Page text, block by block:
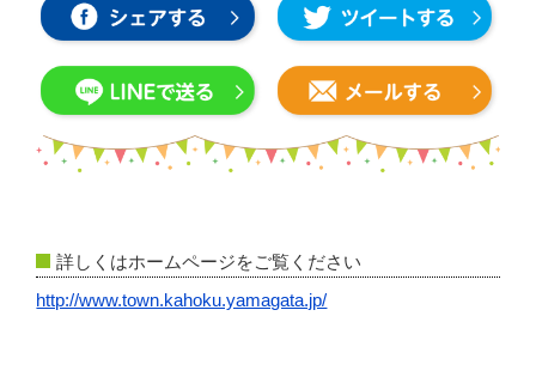
詳しくはホームページをご覧ください
http://www.town.kahoku.yamagata.jp/